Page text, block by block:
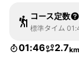
コース定数
標準タイム
01:46 2.7km